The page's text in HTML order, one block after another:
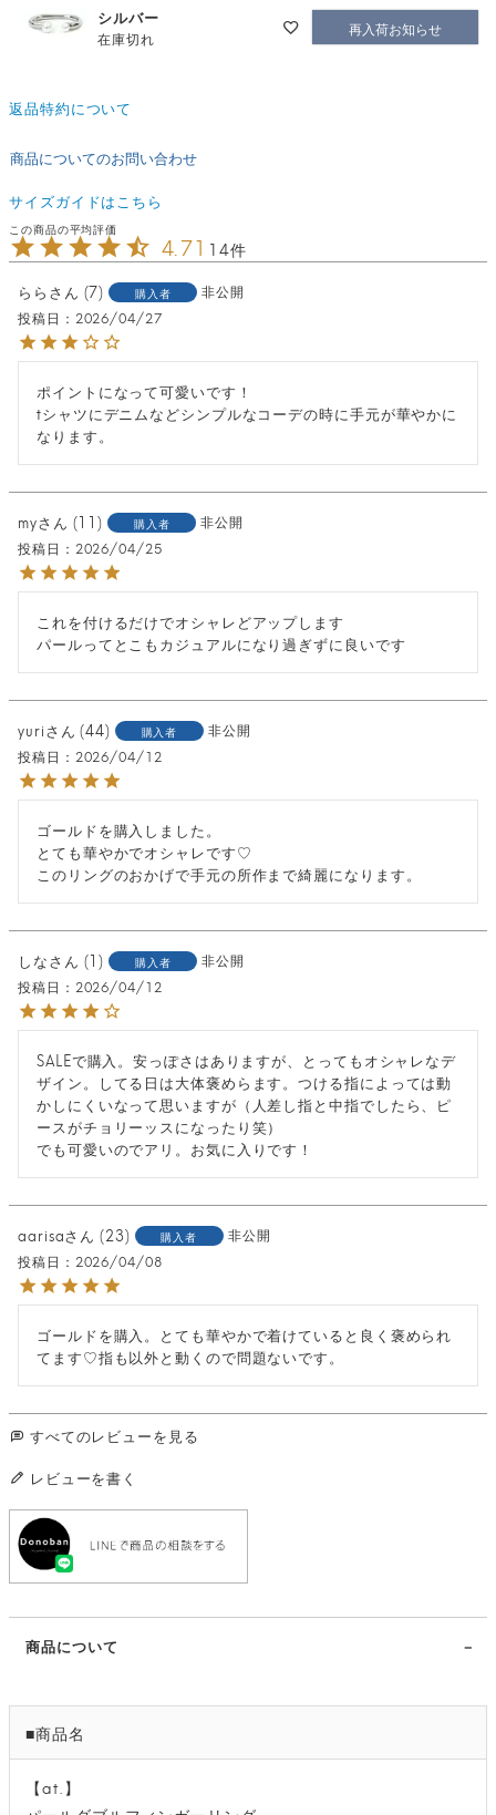
シルバー
在庫切れ 再入荷お知らせ
返品特約について
商品についてのお問い合わせ
サイズガイドはこちら
4.71 14
らら 7 購入者
非公開
投稿日
2026/04/27
ポイントになって可愛いです！
tシャツにデニムなどシンプルなコーデの時に手元が華やかに
なります。
my 11 購入者
非公開
投稿日
2026/04/25
これを付けるだけでオシャレどアップします
パールってとこもカジュアルになり過ぎずに良いです
yuri 44 購入者
非公開
投稿日
2026/04/12
ゴールドを購入しました。
とても華やかでオシャレです♡
このリングのおかげで手元の所作まで綺麗になります。
しな 1 購入者
非公開
投稿日
2026/04/12
SALEで購入。安っぽさはありますが、とってもオシャレなデ
ザイン。してる日は大体褒めらます。つける指によっては動
かしにくいなって思いますが（人差し指と中指でしたら、ピ
ースがチョリーッスになったり笑）
でも可愛いのでアリ。お気に入りです！
aarisa 23 購入者
非公開
投稿日
2026/04/08
ゴールドを購入。とても華やかで着けていると良く褒められ
てます♡指も以外と動くので問題ないです。
すべてのレビューを見る
レビューを書く
商品について
■商品名
【at.】